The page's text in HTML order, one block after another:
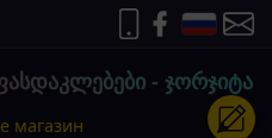
- ჯორჯიტა
магазин